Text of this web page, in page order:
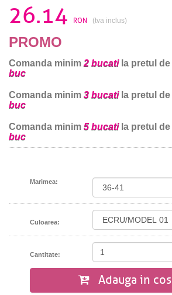
26.14 RON (tva inclus)
PROMO
Comanda minim 2 bucatila pretul de
buc
Comanda minim 3 bucatila pretul de
buc
Comanda minim 5 bucatila pretul de
buc
Marimea:
Culoarea:
Cantitate:
Adauga in cos